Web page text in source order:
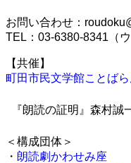
お問い合わせ：
TEL：03-6380-8341（ウ
【共催】
町田市民文学館ことば
『朗読の証明』森村
＜構成団体＞
・ 朗読劇かわせみ座